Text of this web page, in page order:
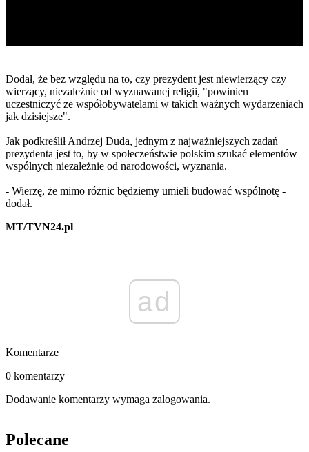
Dodał, że bez względu na to, czy prezydent jest niewierzący czy
wierzący, niezależnie od wyznawanej religii, "powinien
uczestniczyć ze współobywatelami w takich ważnych wydarzeniach
jak dzisiejsze".
Jak podkreślił Andrzej Duda, jednym z najważniejszych zadań
prezydenta jest to, by w społeczeństwie polskim szukać elementów
wspólnych niezależnie od narodowości, wyznania.
- Wierzę, że mimo różnic będziemy umieli budować wspólnotę -
dodał.
MT/TVN24.pl
ad
Komentarze
0 komentarzy
Dodawanie komentarzy wymaga zalogowania.
Polecane